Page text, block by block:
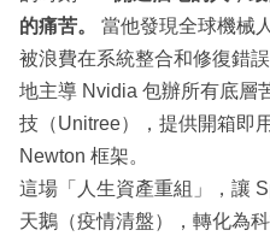
的痛苦。
當他發現全球機械
被浪費在系統整合和修復錯
地主導 Nvidia 包辦所有底層
技（Unitree），提供開箱即
Newton 框架。
這場「人生資產重組」，讓
天鵝（疫情清盤），轉化為